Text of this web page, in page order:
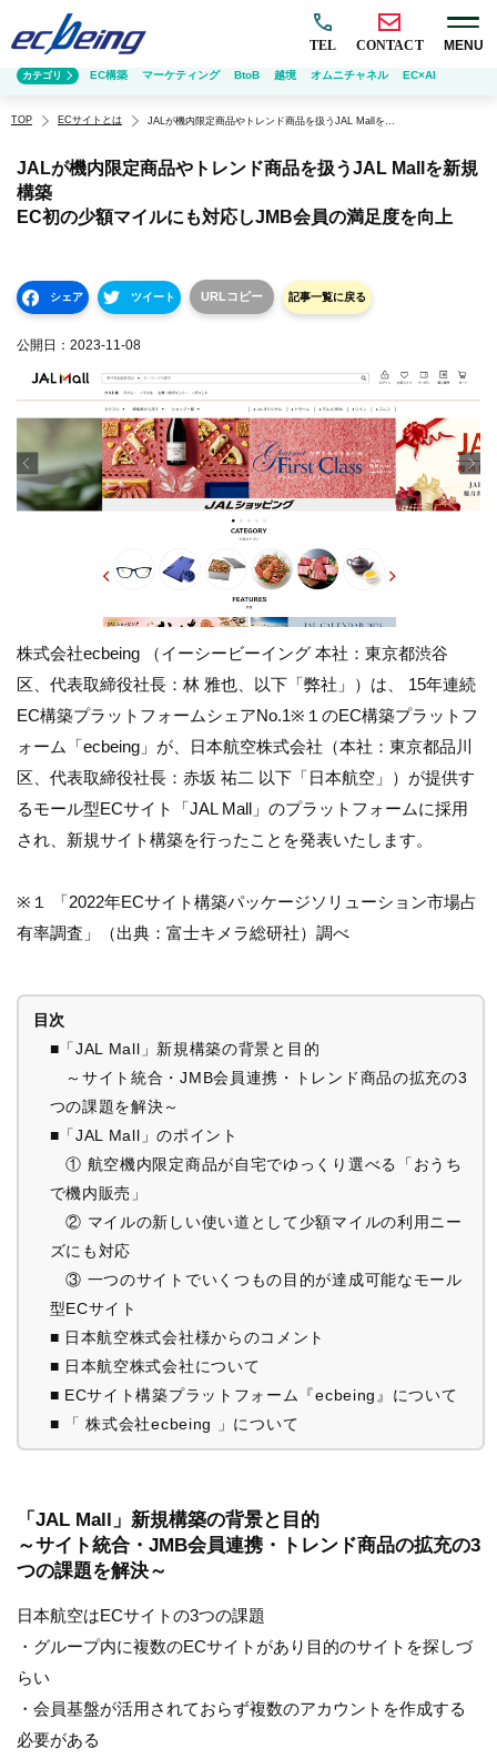
TEL CONTACT MENU
TOP ECサイトとは JALが機内限定商品やトレンド商品を扱うJAL Mallを新規構築 EC初の少額マイルにも対応しJMB会員の満足度を向上
JALが機内限定商品やトレンド商品を扱うJAL Mallを新規
構築
EC初の少額マイルにも対応しJMB会員の満足度を向上
シェア ツイート URLコピー 記事一覧に戻る
公開日： 2023-11-08
株式会社ecbeing （イーシービーイング 本社：東京都渋谷
区、代表取締役社長：林 雅也、以下「弊社」）は、 15年連続
EC構築プラットフォームシェアNo.1※１のEC構築プラットフ
ォーム「ecbeing」が、日本航空株式会社（本社：東京都品川
区、代表取締役社長：赤坂 祐二 以下「日本航空」）が提供す
るモール型ECサイト「JAL Mall」のプラットフォームに採用
され、新規サイト構築を行ったことを発表いたします。
※１ 「2022年ECサイト構築パッケージソリューション市場占
有率調査」（出典：富士キメラ総研社）調べ
目次
■「JAL Mall」新規構築の背景と目的
～サイト統合・JMB会員連携・トレンド商品の拡充の3
つの課題を解決～
■「JAL Mall」のポイント
① 航空機内限定商品が自宅でゆっくり選べる「おうち
で機内販売」
② マイルの新しい使い道として少額マイルの利用ニー
ズにも対応
③ 一つのサイトでいくつもの目的が達成可能なモール
型ECサイト
■ 日本航空株式会社様からのコメント
■ 日本航空株式会社について
■ ECサイト構築プラットフォーム『ecbeing』について
■ 「 株式会社ecbeing 」について
「JAL Mall」新規構築の背景と目的
～サイト統合・JMB会員連携・トレンド商品の拡充の3
つの課題を解決～
日本航空はECサイトの3つの課題
・グループ内に複数のECサイトがあり目的のサイトを探しづ
らい
・会員基盤が活用されておらず複数のアカウントを作成する
必要がある
カテゴリ EC構築 マーケティング BtoB 越境 オムニチャネル EC×AI